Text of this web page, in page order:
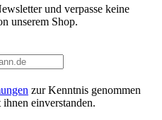
und verpasse keine
unserem Shop.
zur Kenntnis genommen
einverstanden.